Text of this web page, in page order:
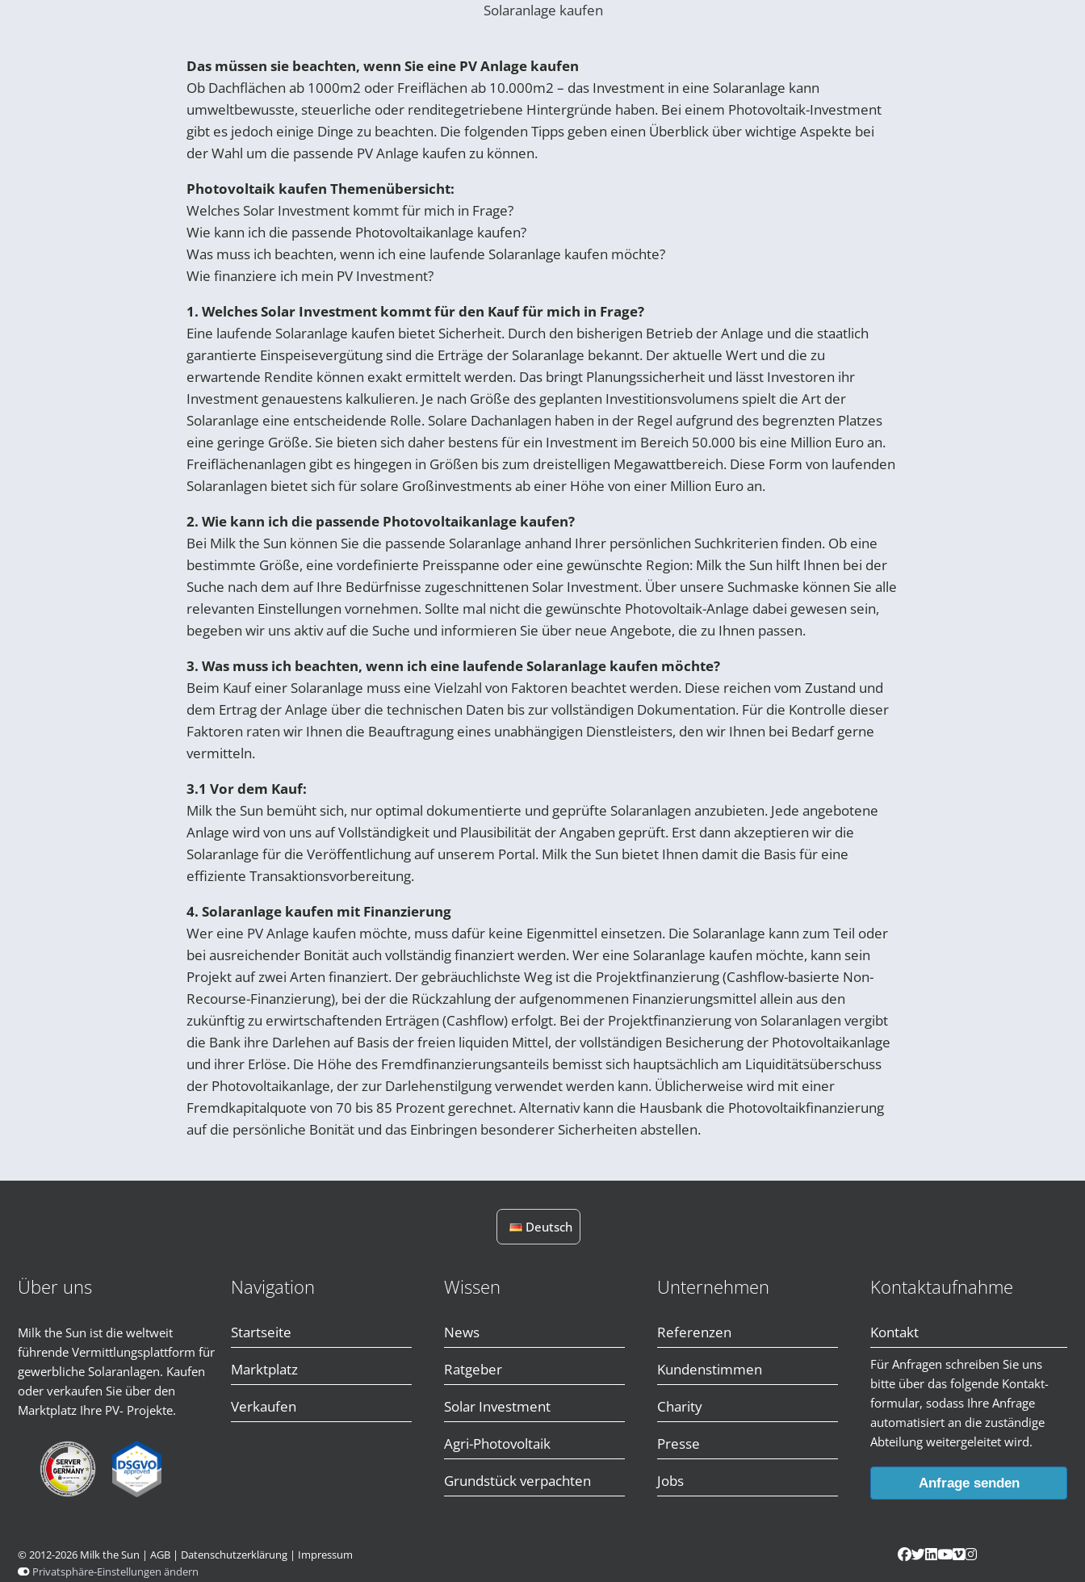
Solaranlage kaufen
Das müssen sie beachten, wenn Sie eine PV Anlage kaufen
Ob Dachflächen ab 1000m2 oder Freiflächen ab 10.000m2 – das Investment in eine Solaranlage kann
umweltbewusste, steuerliche oder renditegetriebene Hintergründe haben. Bei einem Photovoltaik-Investment
gibt es jedoch einige Dinge zu beachten. Die folgenden Tipps geben einen Überblick über wichtige Aspekte bei
der Wahl um die passende PV Anlage kaufen zu können.
Photovoltaik kaufen Themenübersicht:
Welches Solar Investment kommt für mich in Frage?
Wie kann ich die passende Photovoltaikanlage kaufen?
Was muss ich beachten, wenn ich eine laufende Solaranlage kaufen möchte?
Wie finanziere ich mein PV Investment?
1. Welches Solar Investment kommt für den Kauf für mich in Frage?
Eine laufende Solaranlage kaufen bietet Sicherheit. Durch den bisherigen Betrieb der Anlage und die staatlich
garantierte Einspeisevergütung sind die Erträge der Solaranlage bekannt. Der aktuelle Wert und die zu
erwartende Rendite können exakt ermittelt werden. Das bringt Planungssicherheit und lässt Investoren ihr
Investment genauestens kalkulieren. Je nach Größe des geplanten Investitionsvolumens spielt die Art der
Solaranlage eine entscheidende Rolle. Solare Dachanlagen haben in der Regel aufgrund des begrenzten Platzes
eine geringe Größe. Sie bieten sich daher bestens für ein Investment im Bereich 50.000 bis eine Million Euro an.
Freiflächenanlagen gibt es hingegen in Größen bis zum dreistelligen Megawattbereich. Diese Form von laufenden
Solaranlagen bietet sich für solare Großinvestments ab einer Höhe von einer Million Euro an.
2. Wie kann ich die passende Photovoltaikanlage kaufen?
Bei Milk the Sun können Sie die passende Solaranlage anhand Ihrer persönlichen Suchkriterien finden. Ob eine
bestimmte Größe, eine vordefinierte Preisspanne oder eine gewünschte Region: Milk the Sun hilft Ihnen bei der
Suche nach dem auf Ihre Bedürfnisse zugeschnittenen Solar Investment. Über unsere Suchmaske können Sie alle
relevanten Einstellungen vornehmen. Sollte mal nicht die gewünschte Photovoltaik-Anlage dabei gewesen sein,
begeben wir uns aktiv auf die Suche und informieren Sie über neue Angebote, die zu Ihnen passen.
3. Was muss ich beachten, wenn ich eine laufende Solaranlage kaufen möchte?
Beim Kauf einer Solaranlage muss eine Vielzahl von Faktoren beachtet werden. Diese reichen vom Zustand und
dem Ertrag der Anlage über die technischen Daten bis zur vollständigen Dokumentation. Für die Kontrolle dieser
Faktoren raten wir Ihnen die Beauftragung eines unabhängigen Dienstleisters, den wir Ihnen bei Bedarf gerne
vermitteln.
3.1 Vor dem Kauf:
Milk the Sun bemüht sich, nur optimal dokumentierte und geprüfte Solaranlagen anzubieten. Jede angebotene
Anlage wird von uns auf Vollständigkeit und Plausibilität der Angaben geprüft. Erst dann akzeptieren wir die
Solaranlage für die Veröffentlichung auf unserem Portal. Milk the Sun bietet Ihnen damit die Basis für eine
effiziente Transaktionsvorbereitung.
4. Solaranlage kaufen mit Finanzierung
Wer eine PV Anlage kaufen möchte, muss dafür keine Eigenmittel einsetzen. Die Solaranlage kann zum Teil oder
bei ausreichender Bonität auch vollständig finanziert werden. Wer eine Solaranlage kaufen möchte, kann sein
Projekt auf zwei Arten finanziert. Der gebräuchlichste Weg ist die Projektfinanzierung (Cashflow-basierte Non-
Recourse-Finanzierung), bei der die Rückzahlung der aufgenommenen Finanzierungsmittel allein aus den
zukünftig zu erwirtschaftenden Erträgen (Cashflow) erfolgt. Bei der Projektfinanzierung von Solaranlagen vergibt
die Bank ihre Darlehen auf Basis der freien liquiden Mittel, der vollständigen Besicherung der Photovoltaikanlage
und ihrer Erlöse. Die Höhe des Fremdfinanzierungsanteils bemisst sich hauptsächlich am Liquiditätsüberschuss
der Photovoltaikanlage, der zur Darlehenstilgung verwendet werden kann. Üblicherweise wird mit einer
Fremdkapitalquote von 70 bis 85 Prozent gerechnet. Alternativ kann die Hausbank die Photovoltaikfinanzierung
auf die persönliche Bonität und das Einbringen besonderer Sicherheiten abstellen.
Deutsch
Über uns
Milk the Sun ist die weltweit
führende Vermittlungsplattform für
gewerbliche Solaranlagen. Kaufen
oder verkaufen Sie über den
Marktplatz Ihre PV- Projekte.
Navigation
Startseite
Marktplatz
Verkaufen
Wissen
News
Ratgeber
Solar Investment
Agri-Photovoltaik
Grundstück verpachten
Unternehmen
Referenzen
Kundenstimmen
Charity
Presse
Jobs
Kontaktaufnahme
Kontakt
Für Anfragen schreiben Sie uns
bitte über das folgende Kontakt-
formular, sodass Ihre Anfrage
automatisiert an die zuständige
Abteilung weitergeleitet wird.
Anfrage senden
© 2012-2026 Milk the Sun | AGB | Datenschutzerklärung | Impressum
Privatsphäre-Einstellungen ändern